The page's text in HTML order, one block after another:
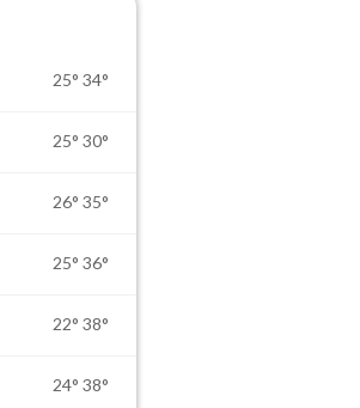
25° 34°
25° 30°
26° 35°
25° 36°
22° 38°
24° 38°